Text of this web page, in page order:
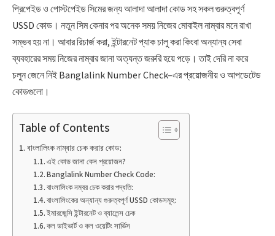
প্রিপেইড ও পোস্টপেইড সিমের জন্য আলাদা আলাদা কোড সহ সকল গুরুত্বপূর্ণ
USSD কোড। নতুন সিম কেনার পর অনেক সময় নিজের মোবাইল নাম্বার মনে রাখা
সম্ভব হয় না। আবার রিচার্জ করা, ইন্টারনেট প্যাক চালু করা কিংবা অন্যান্য সেবা
ব্যবহারের সময় নিজের নাম্বার জানা অত্যন্ত জরুরি হয়ে পড়ে। তাই দেরি না করে
চলুন জেনে নিই Banglalink Number Check–এর প্রয়োজনীয় ও আপডেটেড
কোডগুলো।
Table of Contents
বাংলালিংক নাম্বার চেক করার কোড:
এই কোড জানা কেন প্রয়োজন?
Banglalink Number Check Code:
বাংলালিংক নম্বর চেক করার পদ্ধতি:
বাংলালিংকের অন্যান্য গুরুত্বপূর্ণ USSD কোডসমূহ:
ইমারজেন্সি ইন্টারনেট ও ব্যালেন্স চেক
কল ডাইভার্ট ও কল ওয়েটিং সার্ভিস